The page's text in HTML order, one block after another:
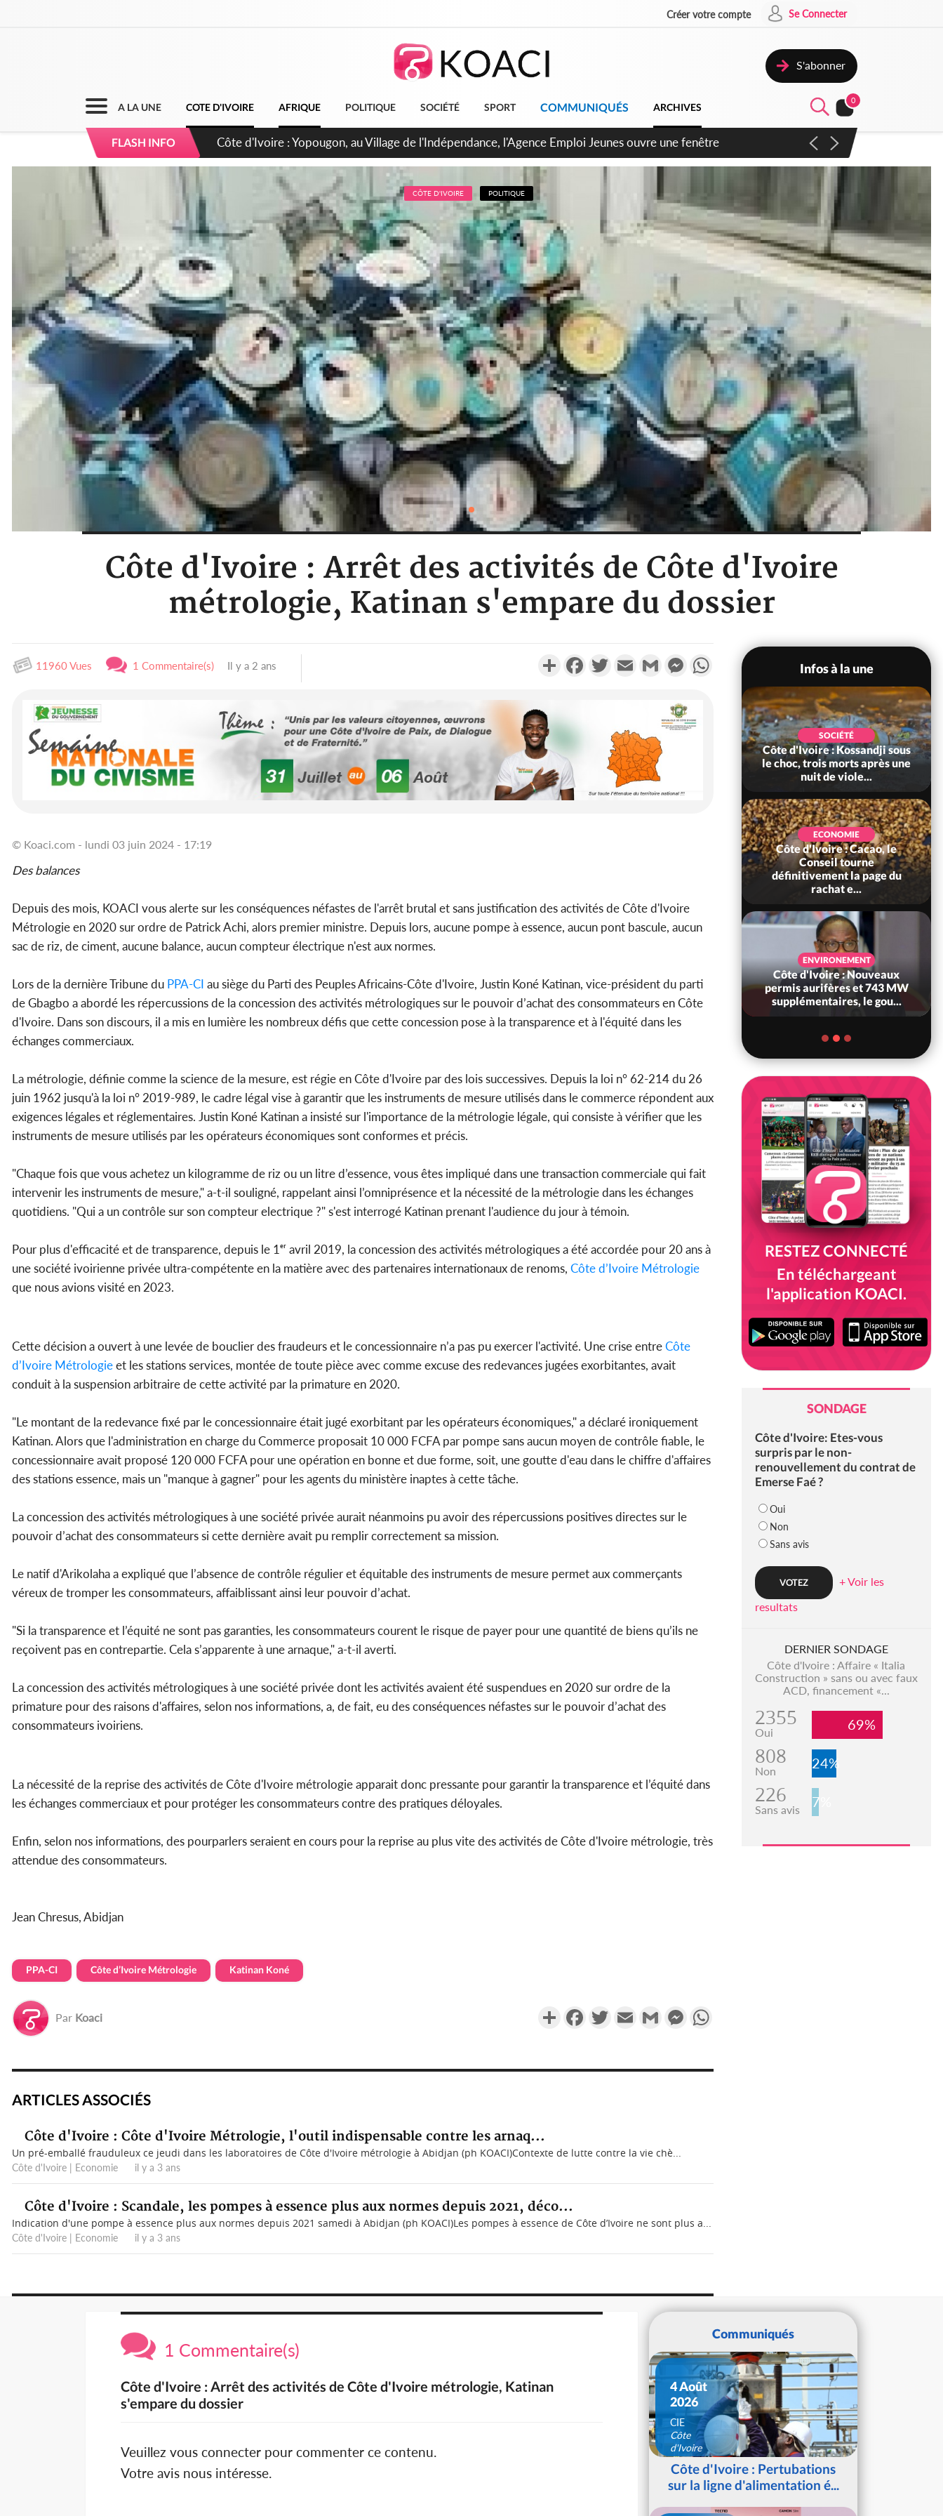
Créer votre compte Se Connecter
S'abonner
A LA UNE COTE D'IVOIRE AFRIQUE POLITIQUE SOCIÉTÉ SPORT COMMUNIQUÉS ARCHIVES
0
FLASH INFO
Côte d'Ivoire : CHU de Treichville, après la fronde, les agents contractuels obtiennent un accord avec la
direction sur les arriérés du SMIG 2023
CÔTE D'IVOIRE POLITIQUE
Côte d'Ivoire : Arrêt des activités de Côte d'Ivoire
métrologie, Katinan s'empare du dossier
11960 Vues 1 Commentaire(s) Il y a 2 ans PartagerFacebookTwitterEmail Gmail MessengerWhatsApp
© Koaci.com - lundi 03 juin 2024 - 17:19
Des balances
Depuis des mois, KOACI vous alerte sur les conséquences néfastes de l'arrêt brutal et sans justification des activités de Côte d'Ivoire
Métrologie en 2020 sur ordre de Patrick Achi, alors premier ministre. Depuis lors, aucune pompe à essence, aucun pont bascule, aucun
sac de riz, de ciment, aucune balance, aucun compteur électrique n'est aux normes.
Lors de la dernière Tribune du PPA-CI au siège du Parti des Peuples Africains-Côte d'Ivoire, Justin Koné Katinan, vice-président du parti
de Gbagbo a abordé les répercussions de la concession des activités métrologiques sur le pouvoir d’achat des consommateurs en Côte
d'Ivoire. Dans son discours, il a mis en lumière les nombreux défis que cette concession pose à la transparence et à l'équité dans les
échanges commerciaux.
La métrologie, définie comme la science de la mesure, est régie en Côte d'Ivoire par des lois successives. Depuis la loi n° 62-214 du 26
juin 1962 jusqu'à la loi n° 2019-989, le cadre légal vise à garantir que les instruments de mesure utilisés dans le commerce répondent aux
exigences légales et réglementaires. Justin Koné Katinan a insisté sur l'importance de la métrologie légale, qui consiste à vérifier que les
instruments de mesure utilisés par les opérateurs économiques sont conformes et précis.
"Chaque fois que vous achetez un kilogramme de riz ou un litre d’essence, vous êtes impliqué dans une transaction commerciale qui fait
intervenir les instruments de mesure," a-t-il souligné, rappelant ainsi l’omniprésence et la nécessité de la métrologie dans les échanges
quotidiens. "Qui a un contrôle sur son compteur electrique ?" s'est interrogé Katinan prenant l'audience du jour à témoin.
Pour plus d'efficacité et de transparence, depuis le 1ᵉʳ avril 2019, la concession des activités métrologiques a été accordée pour 20 ans à
une société ivoirienne privée ultra-compétente en la matière avec des partenaires internationaux de renoms, Côte d’Ivoire Métrologie
que nous avions visité en 2023.
Cette décision a ouvert à une levée de bouclier des fraudeurs et le concessionnaire n’a pas pu exercer l'activité. Une crise entreCôte
d’Ivoire Métrologieet les stations services, montée de toute pièce avec comme excuse des redevances jugées exorbitantes, avait
conduit à la suspension arbitraire de cette activité par la primature en 2020.
"Le montant de la redevance fixé par le concessionnaire était jugé exorbitant par les opérateurs économiques," a déclaré ironiquement
Katinan. Alors que l'administration en charge du Commerce proposait 10 000 FCFA par pompe sans aucun moyen de contrôle fiable, le
concessionnaire avait proposé 120 000 FCFA pour une opération en bonne et due forme, soit, une goutte d'eau dans le chiffre d'affaires
des stations essence, mais un "manque à gagner" pour les agents du ministère inaptes à cette tâche.
La concession des activités métrologiques à une société privée aurait néanmoins pu avoir des répercussions positives directes sur le
pouvoir d’achat des consommateurs si cette dernière avait pu remplir correctement sa mission.
Le natif d'Arikolaha a expliqué que l’absence de contrôle régulier et équitable des instruments de mesure permet aux commerçants
véreux de tromper les consommateurs, affaiblissant ainsi leur pouvoir d’achat.
"Si la transparence et l’équité ne sont pas garanties, les consommateurs courent le risque de payer pour une quantité de biens qu’ils ne
reçoivent pas en contrepartie. Cela s’apparente à une arnaque," a-t-il averti.
La concession des activités métrologiques à une société privée dont les activités avaient été suspendues en 2020 sur ordre de la
primature pour des raisons d'affaires, selon nos informations, a, de fait, eu des conséquences néfastes sur le pouvoir d’achat des
consommateurs ivoiriens.
La nécessité de la reprise des activités de Côte d'Ivoire métrologie apparait donc pressante pour garantir la transparence et l’équité dans
les échanges commerciaux et pour protéger les consommateurs contre des pratiques déloyales.
Enfin, selon nos informations, des pourparlers seraient en cours pour la reprise au plus vite des activités de Côte d'Ivoire métrologie, très
attendue des consommateurs.
Jean Chresus, Abidjan
PPA-CI Côte d’Ivoire Métrologie Katinan Koné
Par Koaci PartagerFacebookTwitterEmail Gmail Messenger
ARTICLES ASSOCIÉS
Côte d'Ivoire : Côte d'Ivoire Métrologie, l'outil indispensable contre les arnaq...
Un pré-emballé frauduleux ce jeudi dans les laboratoires de Côte d'Ivoire métrologie à Abidjan (ph KOACI)Contexte de lutte contre la vie chè...
Côte d'Ivoire | Economie il y a 3 ans
Côte d'Ivoire : Scandale, les pompes à essence plus aux normes depuis 2021, déco...
Indication d'une pompe à essence plus aux normes depuis 2021 samedi à Abidjan (ph KOACI)Les pompes à essence de Côte d’Ivoire ne sont plus a...
Côte d'Ivoire | Economie il y a 3 ans
Infos à la une
POLITIQUE
Côte d'Ivoire : Indépendance
2026, Yopougon coeur
battant de la célébration...
sanitaire, le gouvernement
modernise ses structures...
SOCIÉTÉ
Côte d'Ivoire : Kossandji sous
le choc, trois morts après une
nuit de viole...
ECONOMIE
Côte d'Ivoire : Cacao, le
Conseil tourne
définitivement la page du
rachat e...
ENVIRONEMENT
Côte d'Ivoire : Nouveaux
permis aurifères et 743 MW
supplémentaires, le gou...
RESTEZ CONNECTÉ
En téléchargeant
l'application KOACI.
SONDAGE
Côte d'Ivoire: Etes-vous
surpris par le non-
renouvellement du contrat de
Emerse Faé ?
Oui
Non
Sans avis
+ Voir les
resultats
DERNIER SONDAGE
Côte d'Ivoire : Affaire « Italia
Construction » sans ou avec faux
ACD, financement «...
2355
Oui 69%
808
Non 24%
226
Sans avis 7%
1 Commentaire(s)
Côte d'Ivoire : Arrêt des activités de Côte d'Ivoire métrologie, Katinan
s'empare du dossier
Veuillez vous connecter pour commenter ce contenu.
Votre avis nous intéresse.
Communiqués
4 Août
2026
CIE
Côte
d'Ivoire
Côte d'Ivoire : Pertubations
sur la ligne d'alimentation é...